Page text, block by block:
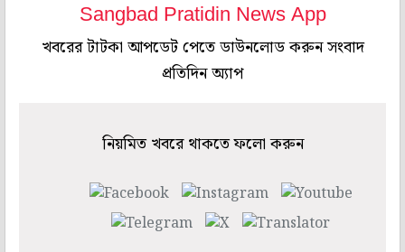
Sangbad Pratidin News App
খবরের টাটকা আপডেট পেতে ডাউনলোড করুন সংবাদ
প্রতিদিন অ্যাপ
নিয়মিত খবরে থাকতে ফলো করুন